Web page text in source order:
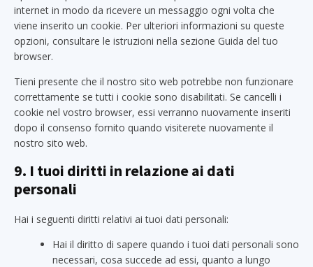
internet in modo da ricevere un messaggio ogni volta che
viene inserito un cookie. Per ulteriori informazioni su queste
opzioni, consultare le istruzioni nella sezione Guida del tuo
browser.
Tieni presente che il nostro sito web potrebbe non funzionare
correttamente se tutti i cookie sono disabilitati. Se cancelli i
cookie nel vostro browser, essi verranno nuovamente inseriti
dopo il consenso fornito quando visiterete nuovamente il
nostro sito web.
9. I tuoi diritti in relazione ai dati
personali
Hai i seguenti diritti relativi ai tuoi dati personali:
Hai il diritto di sapere quando i tuoi dati personali sono
necessari, cosa succede ad essi, quanto a lungo